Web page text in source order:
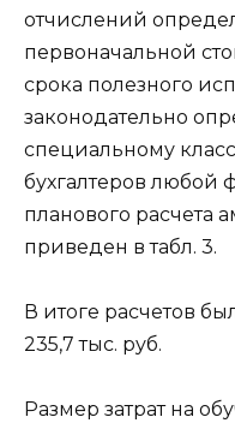
отчислений
первоначальной
срока полезного
законодательно
специальному
бухгалтеров
планового расчета
приведен в табл. 3.
В итоге расчетов
235,7 тыс. руб.
Размер затрат на